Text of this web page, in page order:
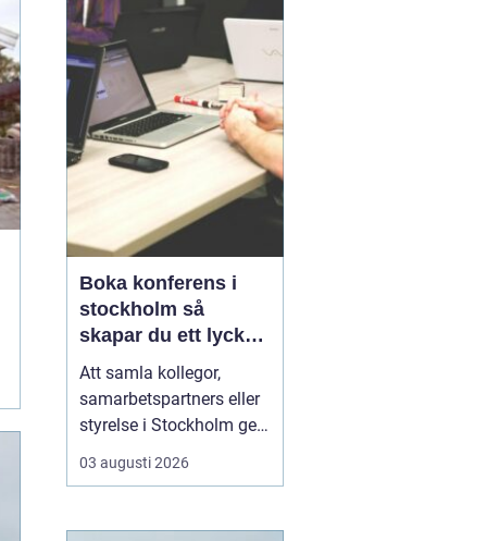
väljer cement- och
betongblock när de vill
bygga hållbart,
kostnadseffektivt och
med l&ari...
Boka konferens i
stockholm så
skapar du ett lyckat
möte
Att samla kollegor,
samarbetspartners eller
styrelse i Stockholm ger
goda möjligheter till
effektiva möten, men
gemenskap. Utbudet av
03 augusti 2026